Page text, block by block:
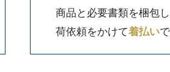
商品と必要書類を梱包
荷依頼をかけて着払い